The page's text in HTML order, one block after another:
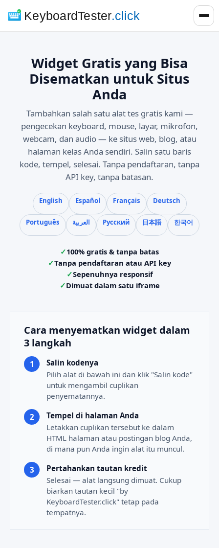
KeyboardTester.click
Widget Gratis yang Bisa
Disematkan untuk Situs
Anda
Tambahkan salah satu alat tes gratis kami —
pengecekan keyboard, mouse, layar, mikrofon,
webcam, dan audio — ke situs web, blog, atau
halaman kelas Anda sendiri. Salin satu baris
kode, tempel, selesai. Tanpa pendaftaran, tanpa
API key, tanpa batasan.
English Español Français Deutsch
Português العربية Русский 日本語 한국어
100% gratis & tanpa batas
Tanpa pendaftaran atau API key
Sepenuhnya responsif
Dimuat dalam satu iframe
Cara menyematkan widget dalam
3 langkah
Salin kodenya
Pilih alat di bawah ini dan klik "Salin kode"
untuk mengambil cuplikan
penyematannya.
Tempel di halaman Anda
Letakkan cuplikan tersebut ke dalam
HTML halaman atau postingan blog Anda,
di mana pun Anda ingin alat itu muncul.
Pertahankan tautan kredit
Selesai — alat langsung dimuat. Cukup
biarkan tautan kecil "by
KeyboardTester.click" tetap pada
tempatnya.